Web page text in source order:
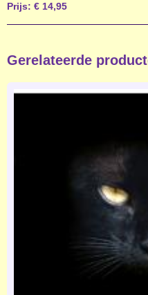
Prijs: € 14,95
Gerelateerde